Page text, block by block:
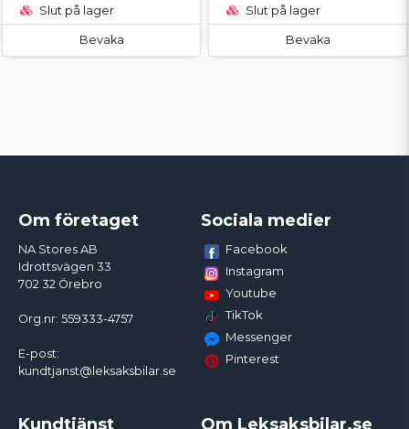
Slut på lager
Bevaka
Slut på lager
Bevaka
Om företaget
NA Stores AB
Idrottsvägen 33
702 32 Örebro
Org.nr: 559333-4757
E-post:
kundtjanst@leksaksbilar.se
Sociala medier
Facebook
Instagram
Youtube
TikTok
Messenger
Pinterest
Kundtjänst Om Leksaksbilar.se